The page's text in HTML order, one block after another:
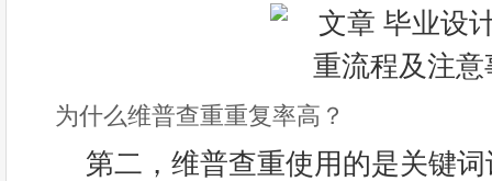
为什么维普查重重复率高？
第二，维普查重使用的是关键